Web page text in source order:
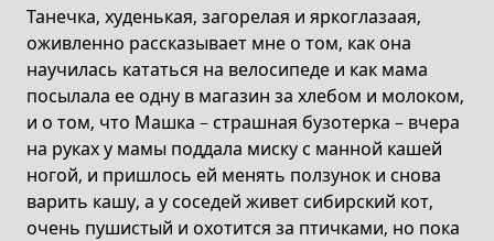
Танечка, худенькая, загорелая и яркоглазаая,
оживленно рассказывает мне о том, как она
научилась кататься на велосипеде и как мама
посылала ее одну в магазин за хлебом и молоком,
и о том, что Машка – страшная бузотерка – вчера
на руках у мамы поддала миску с манной кашей
ногой, и пришлось ей менять ползунок и снова
варить кашу, а у соседей живет сибирский кот,
очень пушистый и охотится за птичками, но пока